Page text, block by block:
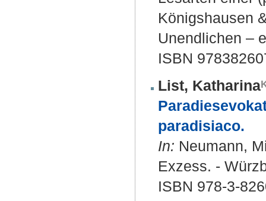
Königshausen
Unendlichen –
ISBN
List, Katharina
paradisiaco.
In: Neumann,
Exzess. -
ISBN 978-3-